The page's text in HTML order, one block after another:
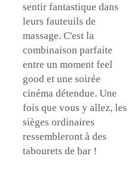
sentir fantastique dans
leurs fauteuils de
massage. C'est la
combinaison parfaite
entre un moment feel
good et une soirée
cinéma détendue. Une
fois que vous y allez, les
sièges ordinaires
ressembleront à des
tabourets de bar !